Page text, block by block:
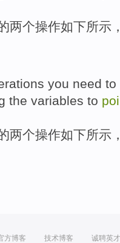
两个操作如下所示
you need to
the variables to
两个操作如下所示
方博客 技术博客 诚聘英才